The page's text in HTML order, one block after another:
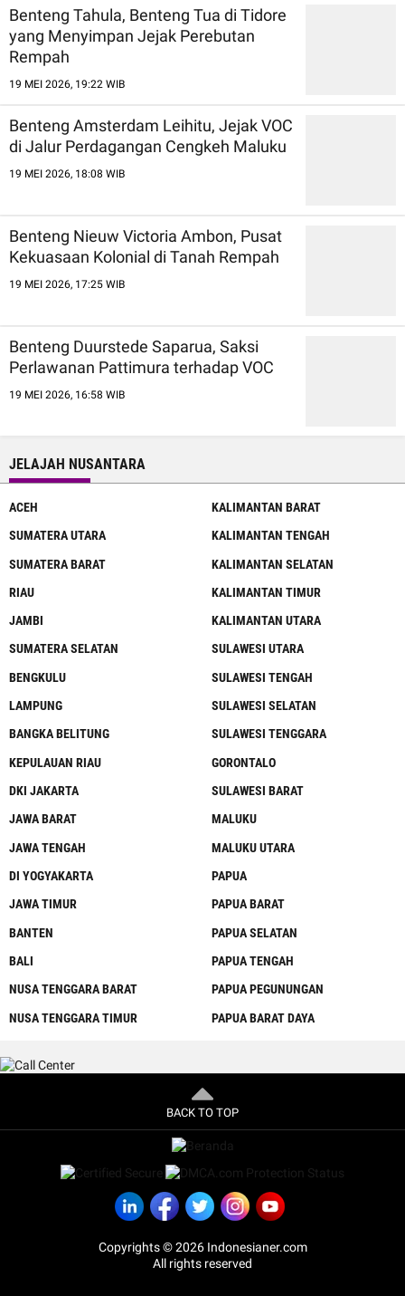
Benteng Tahula, Benteng Tua di Tidore
yang Menyimpan Jejak Perebutan
Rempah
19 MEI 2026, 19:22 WIB
Benteng Amsterdam Leihitu, Jejak VOC
di Jalur Perdagangan Cengkeh Maluku
19 MEI 2026, 18:08 WIB
Benteng Nieuw Victoria Ambon, Pusat
Kekuasaan Kolonial di Tanah Rempah
19 MEI 2026, 17:25 WIB
Benteng Duurstede Saparua, Saksi
Perlawanan Pattimura terhadap VOC
19 MEI 2026, 16:58 WIB
JELAJAH NUSANTARA
ACEH
SUMATERA UTARA
SUMATERA BARAT
RIAU
JAMBI
SUMATERA SELATAN
BENGKULU
LAMPUNG
BANGKA BELITUNG
KEPULAUAN RIAU
DKI JAKARTA
JAWA BARAT
JAWA TENGAH
DI YOGYAKARTA
JAWA TIMUR
BANTEN
BALI
NUSA TENGGARA BARAT
NUSA TENGGARA TIMUR
KALIMANTAN BARAT
KALIMANTAN TENGAH
KALIMANTAN SELATAN
KALIMANTAN TIMUR
KALIMANTAN UTARA
SULAWESI UTARA
SULAWESI TENGAH
SULAWESI SELATAN
SULAWESI TENGGARA
GORONTALO
SULAWESI BARAT
MALUKU
MALUKU UTARA
PAPUA
PAPUA BARAT
PAPUA SELATAN
PAPUA TENGAH
PAPUA PEGUNUNGAN
PAPUA BARAT DAYA
BACK TO TOP
Copyrights © 2026 Indonesianer.com
All rights reserved